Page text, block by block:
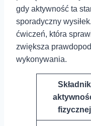
gdy aktywność ta
sporadyczny
ćwiczeń, która
zwiększa
wykonywania.
Składnik⁢
fizycznej